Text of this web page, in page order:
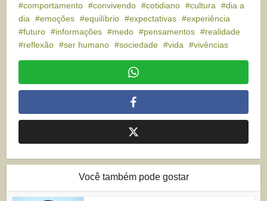
comportamento
convivendo cotidiano cultura
dia a
dia
emoções equilíbrio expectativas
experiência
futuro
informações medo pensamentos
realidade
reflexão
ser humano sociedade vida vivências
Você também pode gostar